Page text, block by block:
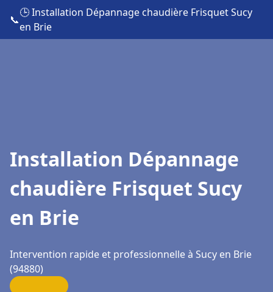
📞
🕒 Installation Dépannage chaudière Frisquet Sucy
en Brie
Installation Dépannage
chaudière Frisquet Sucy
en Brie
Intervention rapide et professionnelle à Sucy en Brie
(94880)